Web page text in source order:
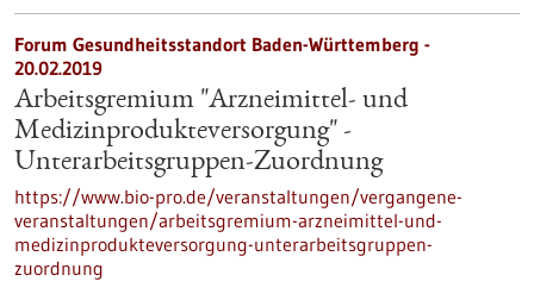
Forum Gesundheitsstandort Baden-Württemberg -
20.02.2019
Arbeitsgremium "Arzneimittel- und
Medizinprodukteversorgung" -
Unterarbeitsgruppen-Zuordnung
https://www.bio-pro.de/veranstaltungen/vergangene-
veranstaltungen/arbeitsgremium-arzneimittel-und-
medizinprodukteversorgung-unterarbeitsgruppen-
zuordnung